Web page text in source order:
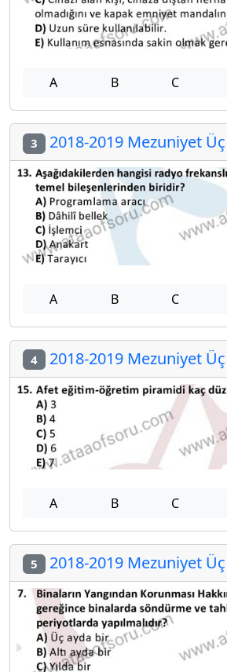
A B C
3 2018-2019 Mezuniyet Üç
A B C
4 2018-2019 Mezuniyet Üç
A B C
5 2018-2019 Mezuniyet Üç